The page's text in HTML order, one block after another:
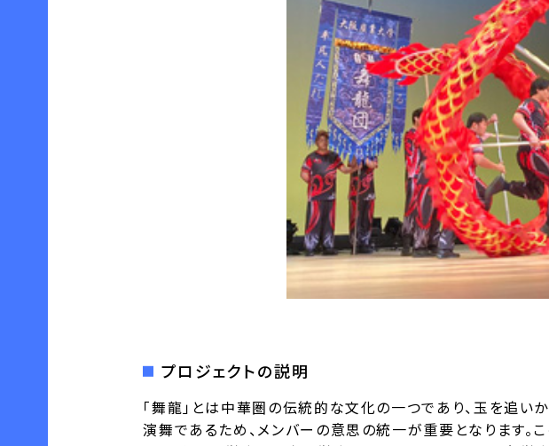
プロジェクトの説明
「舞龍」とは中華圏の伝統的な文化の一つであり、玉を追
演舞であるため、メンバーの意思の統一が重要となります。